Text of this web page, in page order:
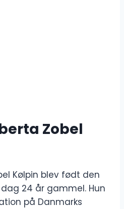
Zobel
Kølpin blev født den
dag 24 år gammel. Hun
på Danmarks